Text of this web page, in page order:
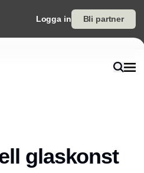
Logga in Bli partner
glaskonst